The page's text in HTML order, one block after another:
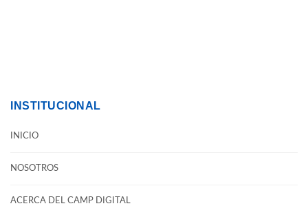
INSTITUCIONAL
INICIO
NOSOTROS
ACERCA DEL CAMP DIGITAL